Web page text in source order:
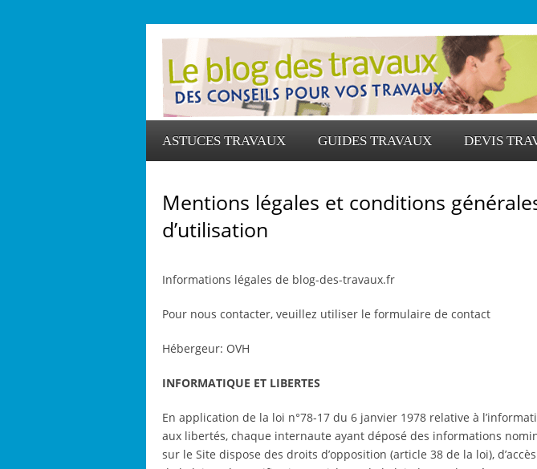
ASTUCES TRAVAUX GUIDES TRAVAUX DEVIS
Mentions légales et conditions
d’utilisation
Informations légales de blog-des-travaux.fr
Pour nous contacter, veuillez utiliser le formulaire de contact
Hébergeur: OVH
INFORMATIQUE ET LIBERTES
En application de la loi n°78-17 du 6 janvier 1978 relative à
aux libertés, chaque internaute ayant déposé des informations
sur le Site dispose des droits d’opposition (article 38 de la loi),